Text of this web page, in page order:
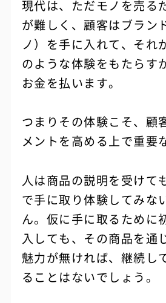
現代は、ただモノを売る
が難しく、顧客はブラン
ノ）を手に入れて、それ
のような体験をもたらす
お金を払います。
つまりその体験こそ、顧
メントを高める上で重要
人は商品の説明を受けて
で手に取り体験してみな
ん。仮に手に取るために
入しても、その商品を通
魅力が無ければ、継続し
ることはないでしょう。